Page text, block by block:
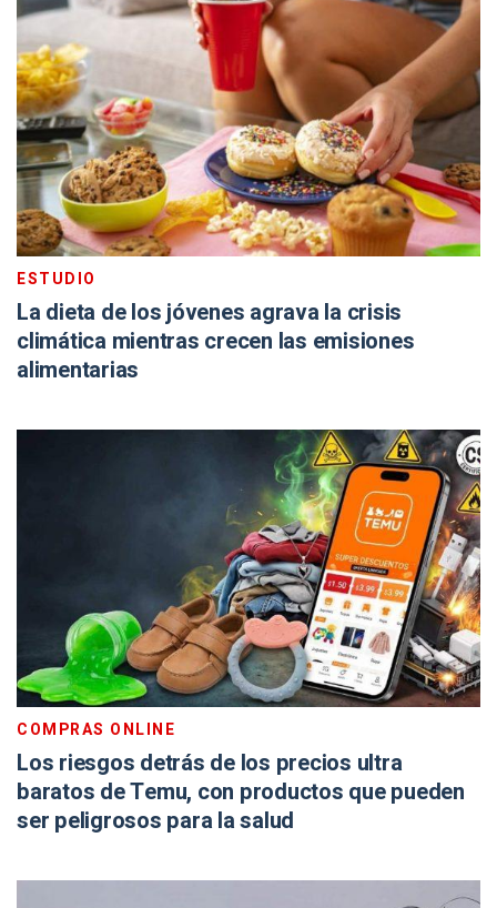
ESTUDIO
La dieta de los jóvenes agrava la crisis
climática mientras crecen las emisiones
alimentarias
COMPRAS ONLINE
Los riesgos detrás de los precios ultra
baratos de Temu, con productos que pueden
ser peligrosos para la salud